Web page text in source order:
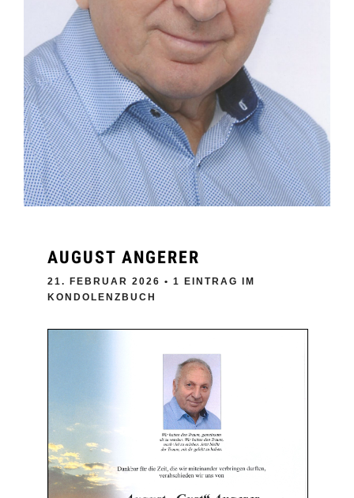
AUGUST ANGERER
21. FEBRUAR 2026 • 1 EINTRAG IM
KONDOLENZBUCH